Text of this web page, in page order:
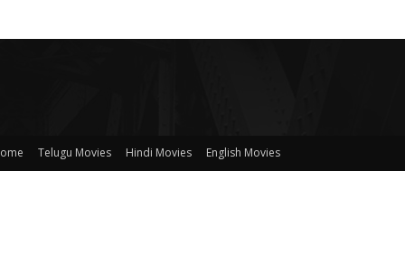
Telugu Movies Hindi Movies English Movies